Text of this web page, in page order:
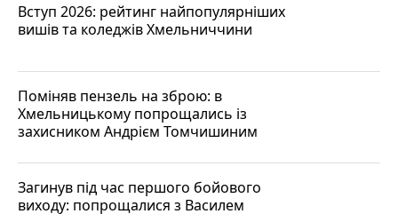
Вступ 2026: рейтинг найпопулярніших
вишів та коледжів Хмельниччини
Поміняв пензель на зброю: в
Хмельницькому попрощались із
захисником Андрієм Томчишиним
Загинув під час першого бойового
виходу: попрощалися з Василем